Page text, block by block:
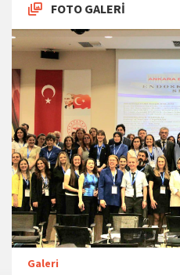
FOTO GALERİ
Galeri